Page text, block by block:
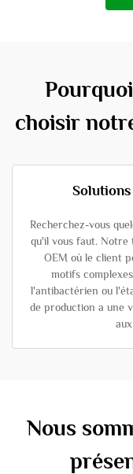
choisir
Recherchez-vous
qu'il vous faut. Notre
OEM où le client
motifs
l'antibactérien ou
de production a une
Nous